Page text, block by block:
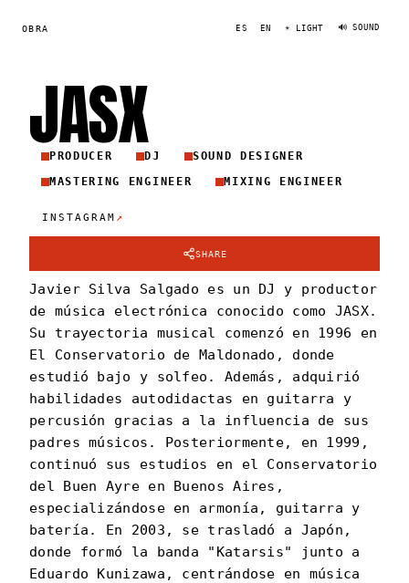
OBRA ES EN ☀ LIGHT 🔊 SOUND
JASX
PRODUCER DJ
SOUND DESIGNER
MASTERING ENGINEER
MIXING ENGINEER
INSTAGRAM ↗
SHARE
Javier Silva Salgado es un DJ y productor
de música electrónica conocido como JASX.
Su trayectoria musical comenzó en 1996 en
El Conservatorio de Maldonado, donde
estudió bajo y solfeo. Además, adquirió
habilidades autodidactas en guitarra y
percusión gracias a la influencia de sus
padres músicos. Posteriormente, en 1999,
continuó sus estudios en el Conservatorio
del Buen Ayre en Buenos Aires,
especializándose en armonía, guitarra y
batería. En 2003, se trasladó a Japón,
donde formó la banda "Katarsis" junto a
Eduardo Kunizawa, centrándose en música